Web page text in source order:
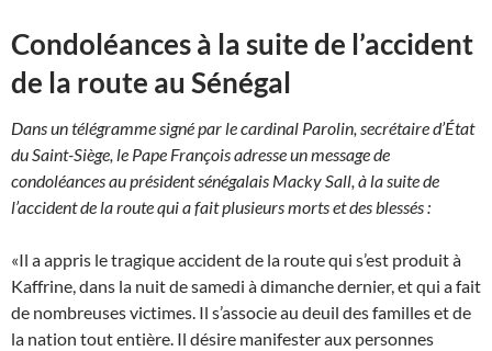
Condoléances à la suite de l’accident
de la route au Sénégal
Dans un télégramme signé par le cardinal Parolin, secrétaire d’État
du Saint-Siège, le Pape François adresse un message de
condoléances au président sénégalais Macky Sall, à la suite de
l’accident de la route qui a fait plusieurs morts et des blessés :
«Il a appris le tragique accident de la route qui s’est produit à
Kaffrine, dans la nuit de samedi à dimanche dernier, et qui a fait
de nombreuses victimes. Il s’associe au deuil des familles et de
la nation tout entière. Il désire manifester aux personnes